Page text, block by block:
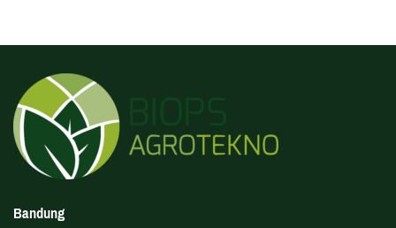
Bandung